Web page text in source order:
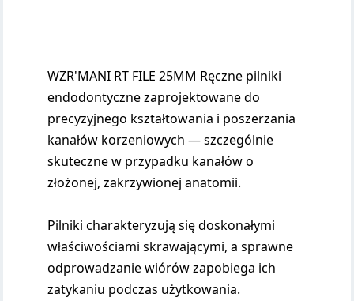
WZR'MANI RT FILE 25MM Ręczne pilniki
endodontyczne zaprojektowane do
precyzyjnego kształtowania i poszerzania
kanałów korzeniowych — szczególnie
skuteczne w przypadku kanałów o
złożonej, zakrzywionej anatomii.
Pilniki charakteryzują się doskonałymi
właściwościami skrawającymi, a sprawne
odprowadzanie wiórów zapobiega ich
zatykaniu podczas użytkowania.